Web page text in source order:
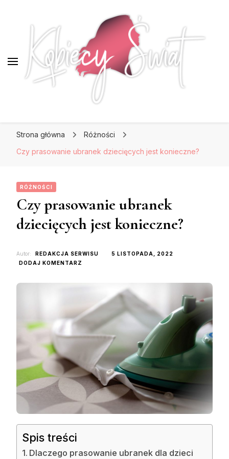
KobiecySwiat.pl
Prawdziwa strona dla Pań, które lubią być na
czasie z modą i najnowszymi trendami.
Strona główna
Różności
Czy prasowanie ubranek dziecięcych jest konieczne?
RÓŻNOŚCI
Czy prasowanie ubranek
dziecięcych jest konieczne?
Autor: REDAKCJA SERWISU
5 LISTOPADA, 2022
DODAJ KOMENTARZ
DZIECIĘCYCH
JEST
KONIECZNE?
Spis treści
Dlaczego prasowanie ubranek dla dzieci